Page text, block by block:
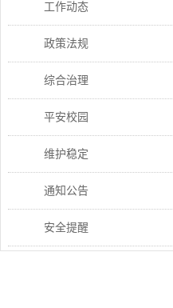
工作动态
政策法规
综合治理
平安校园
维护稳定
通知公告
安全提醒